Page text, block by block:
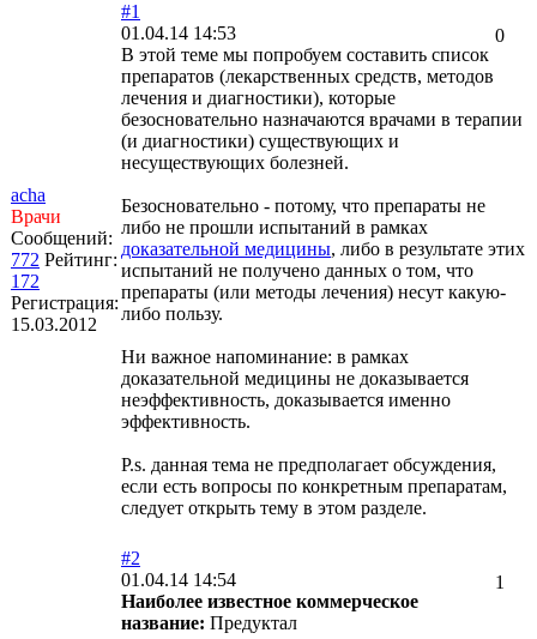
acha
Врачи
Сообщений:
772 Рейтинг:
172
Регистрация:
15.03.2012
#1
0
01.04.14 14:53
В этой теме мы попробуем составить список
препаратов (лекарственных средств, методов
лечения и диагностики), которые
безосновательно назначаются врачами в терапии
(и диагностики) существующих и
несуществующих болезней.
Безосновательно - потому, что препараты не
либо не прошли испытаний в рамках
доказательной медицины, либо в результате этих
испытаний не получено данных о том, что
препараты (или методы лечения) несут какую-
либо пользу.
Ни важное напоминание: в рамках
доказательной медицины не доказывается
неэффективность, доказывается именно
эффективность.
P.s. данная тема не предполагает обсуждения,
если есть вопросы по конкретным препаратам,
следует открыть тему в этом разделе.
#2
1
01.04.14 14:54
Наиболее известное коммерческое
название: Предуктал